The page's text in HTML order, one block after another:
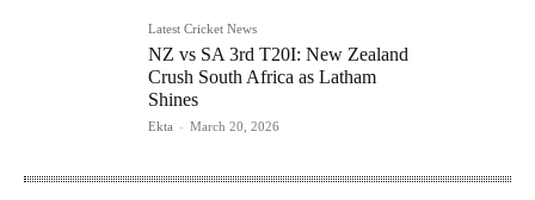
Latest Cricket News
NZ vs SA 3rd T20I: New Zealand
Crush South Africa as Latham
Shines
Ekta - March 20, 2026